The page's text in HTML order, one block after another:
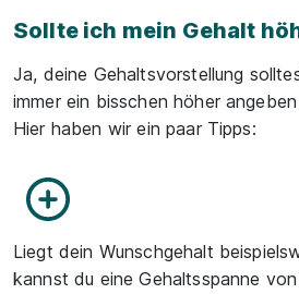
Sollte ich mein Gehalt
Ja, deine Gehaltsvorstellung
immer ein bisschen höher
Hier haben wir ein paar Tipps:
Liegt dein Wunschgehalt
kannst du eine Gehaltsspanne